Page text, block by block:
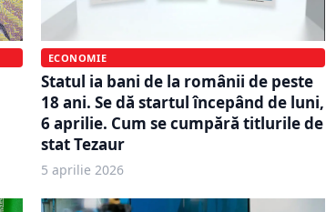
ECONOMIE
Statul ia bani de la românii de peste
18 ani. Se dă startul începând de luni,
6 aprilie. Cum se cumpără titlurile de
stat Tezaur
5 aprilie 2026